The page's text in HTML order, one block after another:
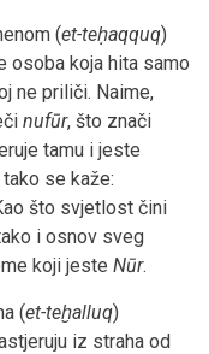
(et-teḥaqquq)
osoba koja hita samo
ne priliči. Naime,
nufūr, što znači
tamu i jeste
se kaže:
što svjetlost čini
i osnov sveg
koji jeste Nūr.
(et-teḫalluq)
iz straha od